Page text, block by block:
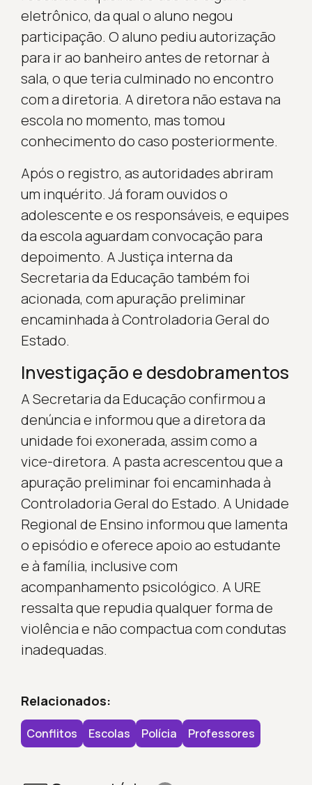
eletrônico, da qual o aluno negou
participação. O aluno pediu autorização
para ir ao banheiro antes de retornar à
sala, o que teria culminado no encontro
com a diretoria. A diretora não estava na
escola no momento, mas tomou
conhecimento do caso posteriormente.
Após o registro, as autoridades abriram
um inquérito. Já foram ouvidos o
adolescente e os responsáveis, e equipes
da escola aguardam convocação para
depoimento. A Justiça interna da
Secretaria da Educação também foi
acionada, com apuração preliminar
encaminhada à Controladoria Geral do
Estado.
Investigação e desdobramentos
A Secretaria da Educação confirmou a
denúncia e informou que a diretora da
unidade foi exonerada, assim como a
vice-diretora. A pasta acrescentou que a
apuração preliminar foi encaminhada à
Controladoria Geral do Estado. A Unidade
Regional de Ensino informou que lamenta
o episódio e oferece apoio ao estudante
e à família, inclusive com
acompanhamento psicológico. A URE
ressalta que repudia qualquer forma de
violência e não compactua com condutas
inadequadas.
Relacionados:
Conflitos Escolas Polícia Professores